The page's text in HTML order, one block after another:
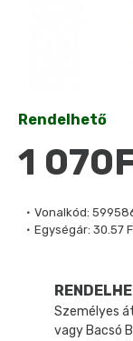
Vonalkód:
Egységár: 30.57
Rendelhető
1
Személyes
vagy Bacsó